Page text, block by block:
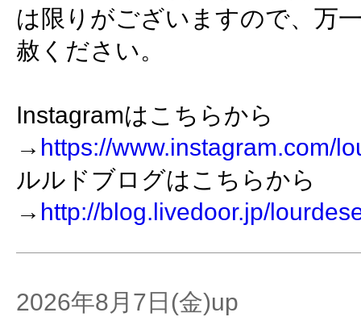
は限りがございますので、万
赦ください。
Instagramはこちらから
→ https://www.instagram.com/
ルルドブログはこちらから
→ http://blog.livedoor.jp/
2026年8月7日(金)up